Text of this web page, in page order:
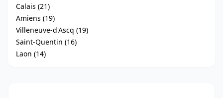
Calais (21)
Amiens (19)
Villeneuve-d'Ascq (19)
Saint-Quentin (16)
Laon (14)